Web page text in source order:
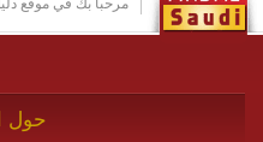
مرحباً بك في موقع
حول